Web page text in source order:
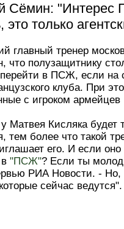
Сёмин: "Интерес
это только
главный тренер
что полузащитнику
в ПСЖ, если на
клуба. При
с игроком
Матвея Кисляка будет
тем более что такой
его. И если
"ПСЖ"? Если ты
РИА Новости. - Но,
сейчас ведутся".